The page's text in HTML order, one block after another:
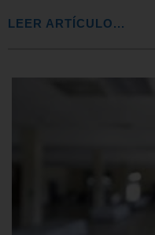
LEER ARTÍCULO...